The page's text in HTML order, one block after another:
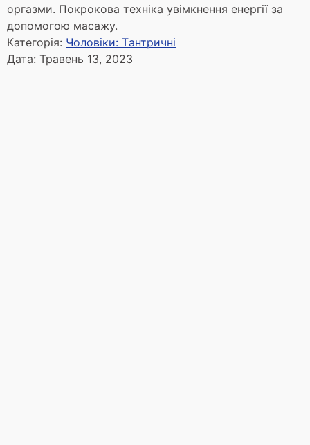
оргазми. Покрокова техніка увімкнення енергії за
допомогою масажу.
Категорія: Чоловіки: Tантричні
Дата: Травень 13, 2023